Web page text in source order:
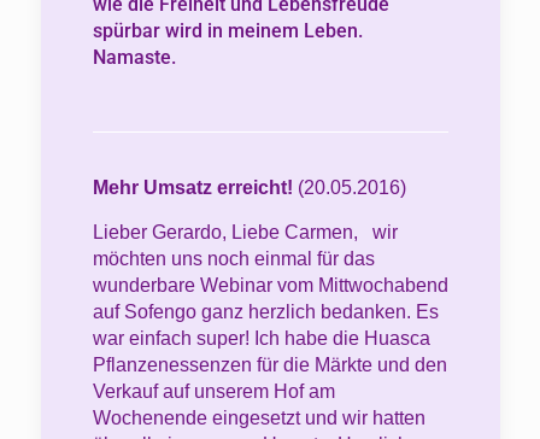
spürbar wird in meinem Leben.
Namaste.
Mehr Umsatz erreicht! (20.05.2016)
Lieber Gerardo, Liebe Carmen, wir
möchten uns noch einmal für das
wunderbare Webinar vom Mittwochabend
auf Sofengo ganz herzlich bedanken. Es
war einfach super! Ich habe die Huasca
Pflanzenessenzen für die Märkte und den
Verkauf auf unserem Hof am
Wochenende eingesetzt und wir hatten